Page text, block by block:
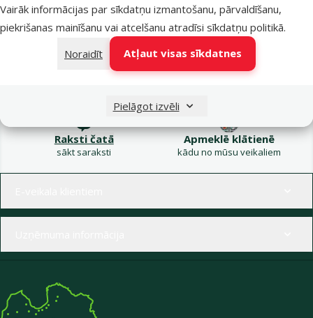
Vairāk informācijas par sīkdatņu izmantošanu, pārvaldīšanu,
piekrišanas mainīšanu vai atcelšanu atradīsi sīkdatņu politikā.
Noraidīt
Atļaut visas sīkdatnes
Pielāgot izvēli
Raksti čatā
sākt saraksti
Apmeklē klātienē
kādu no mūsu veikaliem